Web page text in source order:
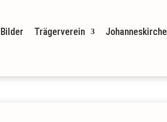
Trägerverein Johanneskirche